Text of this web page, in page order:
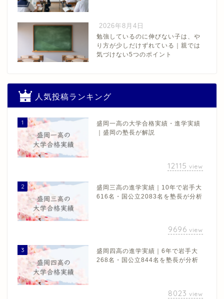
2026年8月4日
勉強しているのに伸びない子は、や
り方が少しだけずれている｜親では
気づけない5つのポイント
人気投稿ランキング
1
盛岡一高の大学合格実績・進学実績
｜盛岡の塾長が解説
12115 view
2
盛岡三高の進学実績｜10年で岩手大
616名・国公立2083名を塾長が分析
9696 view
3
盛岡四高の進学実績｜6年で岩手大
268名・国公立844名を塾長が分析
8023 view